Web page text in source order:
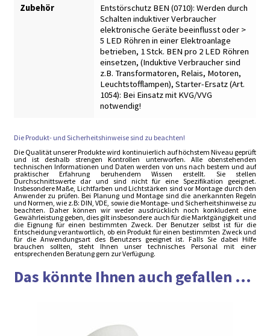
Zubehör
Entstörschutz BEN (0710): Werden durch
Schalten induktiver Verbraucher
elektronische Geräte beeinflusst oder >
5 LED Röhren in einer Elektroanlage
betrieben, 1 Stck. BEN pro 2 LED Röhren
einsetzen, (Induktive Verbraucher sind
z.B. Transformatoren, Relais, Motoren,
Leuchtstofflampen), Starter-Ersatz (Art.
1054): Bei Einsatz mit KVG/VVG
notwendig!
Die Produkt- und Sicherheitshinweise sind zu beachten!
Die Qualität unserer Produkte wird kontinuierlich auf höchstem Niveau geprüft
und ist deshalb strengen Kontrollen unterworfen. Alle obenstehenden
technischen Informationen und Daten werden von uns nach bestem und auf
praktischer Erfahrung beruhendem Wissen erstellt. Sie stellen
Durchschnittswerte dar und sind nicht für eine Spezifikation geeignet.
Insbesondere Maße, Lichtfarben und Lichtstärken sind vor Montage durch den
Anwender zu prüfen. Bei Planung und Montage sind die anerkannten Regeln
und Normen, wie z.B: DIN, VDE, sowie die Montage- und Sicherheitshinweise zu
beachten. Daher können wir weder ausdrücklich noch konkludent eine
Gewährleistung geben, dies gilt insbesondere auch für die Marktgängigkeit und
die Eignung für einen bestimmten Zweck. Der Benutzer selbst ist für die
Entscheidung verantwortlich, ob ein Produkt für einen bestimmten Zweck und
für die Anwendungsart des Benutzers geeignet ist. Falls Sie dabei Hilfe
brauchen sollten, steht Ihnen unser technisches Personal mit einer
entsprechenden Beratung gern zur Verfügung.
Das könnte Ihnen auch gefallen ...